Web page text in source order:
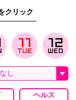
クリック
ヘルス